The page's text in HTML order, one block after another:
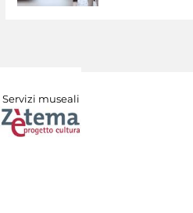
Servizi museali